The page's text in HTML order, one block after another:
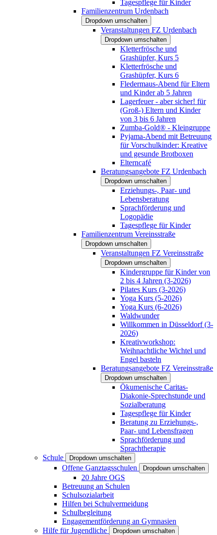
Tagespflege für Kinder
Familienzentrum Urdenbach
Dropdown umschalten
Veranstaltungen FZ Urdenbach
Dropdown umschalten
Kletterfrösche und
Grashüpfer, Kurs 5
Kletterfrösche und
Grashüpfer, Kurs 6
Fledermaus-Abend für Eltern
und Kinder ab 5 Jahren
Lagerfeuer - aber sicher! für
(Groß-) Eltern und Kinder
von 3 bis 6 Jahren
Zumba-Gold® - Kleingruppe
Pyjama-Abend mit Betreuung
für Vorschulkinder: Kreative
und gesunde Brotboxen
Elterncafé
Beratungsangebote FZ Urdenbach
Dropdown umschalten
Erziehungs-, Paar- und
Lebensberatung
Sprachförderung und
Logopädie
Tagespflege für Kinder
Familienzentrum Vereinsstraße
Dropdown umschalten
Veranstaltungen FZ Vereinsstraße
Dropdown umschalten
Kindergruppe für Kinder von
2 bis 4 Jahren (3-2026)
Pilates Kurs (3-2026)
Yoga Kurs (5-2026)
Yoga Kurs (6-2026)
Waldwunder
Willkommen in Düsseldorf (3-
2026)
Kreativworkshop:
Weihnachtliche Wichtel und
Engel basteln
Beratungsangebote FZ Vereinsstraße
Dropdown umschalten
Ökumenische Caritas-
Diakonie-Sprechstunde und
Sozialberatung
Tagespflege für Kinder
Beratung zu Erziehungs-,
Paar- und Lebensfragen
Sprachförderung und
Sprachtherapie
Schule
Dropdown umschalten
Offene Ganztagsschulen Dropdown umschalten
20 Jahre OGS
Betreuung an Schulen
Schulsozialarbeit
Hilfen bei Schulvermeidung
Schulbegleitung
Engagementförderung an Gymnasien
Hilfe für Jugendliche
Dropdown umschalten